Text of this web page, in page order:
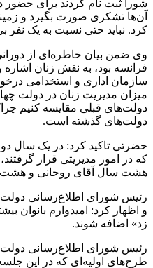
شورا ثبت نام کردند برای حضور
آن‌ها تشکری صورت بگیرد و
کرد. نباید حتی نسبت به یک نفر
وی ضمن بیان خاطره‌ای از
فرانسه بود، به نقش زنان
سازمان اداری و استخدامی
میزان مدیریت زنان در دولت
دولت‌های قبلی مقایسه کنیم
دولت‌های گذشته است.
حضرتی تاکید کرد: در یک سال
که در امور مدیریتی قرار
هشت سال آقای روحانی و هشت
رئیس شورای اطلاع‌رسانی دولت
و اظهار کرد: امیدوارم بانوان
زد» اضافه شوند.
رئیس شورای اطلاع‌رسانی
طرح‌های اولیه‌ای که در این